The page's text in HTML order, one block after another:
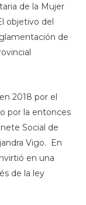
de la Mujer
objetivo del
de
2018 por el
por la entonces
Social de
Vigo. En
en una
de la ley